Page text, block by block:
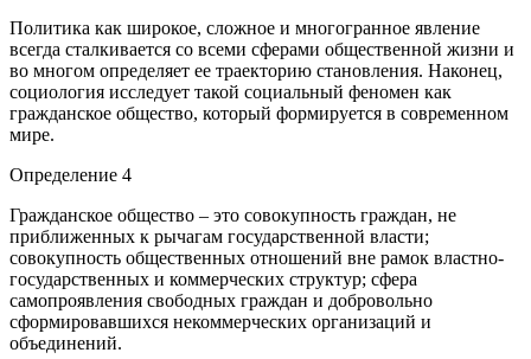
Политика как широкое, сложное и многогранное явление
всегда сталкивается со всеми сферами общественной жизни и
во многом определяет ее траекторию становления. Наконец,
социология исследует такой социальный феномен как
гражданское общество, который формируется в современном
мире.
Определение 4
Гражданское общество – это совокупность граждан, не
приближенных к рычагам государственной власти;
совокупность общественных отношений вне рамок властно-
государственных и коммерческих структур; сфера
самопроявления свободных граждан и добровольно
сформировавшихся некоммерческих организаций и
объединений.